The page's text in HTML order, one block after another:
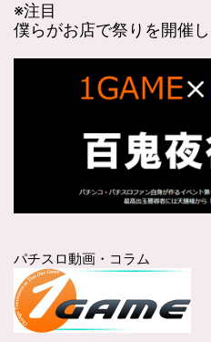
※注目
僕らがお店で祭りを開催し
パチスロ動画・コラム